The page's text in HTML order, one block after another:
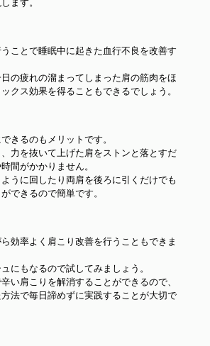
ことで睡眠中に起きた血行不良を改善す
の疲れの溜まってしまった肩の筋肉をほ
クス効果を得ることもできるでしょう。
きるのもメリットです。
力を抜いて上げた肩をストンと落とすだ
間がかかりません。
うに回したり両肩を後ろに引くだけでも
できるので簡単です。
効率よく肩こり改善を行うこともできま
にもなるので試してみましょう。
い肩こりを解消することができるので、
法で毎日諦めずに実践することが大切で